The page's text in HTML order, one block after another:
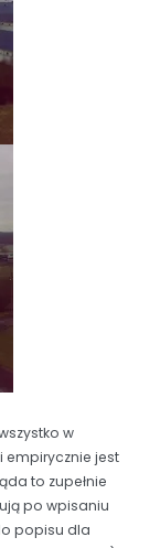
w
empirycznie jest
to zupełnie
po wpisaniu
popisu dla